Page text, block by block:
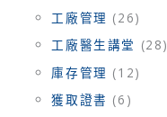
工廠管理 (26)
工廠醫生講堂 (28)
庫存管理 (12)
獲取證書 (6)